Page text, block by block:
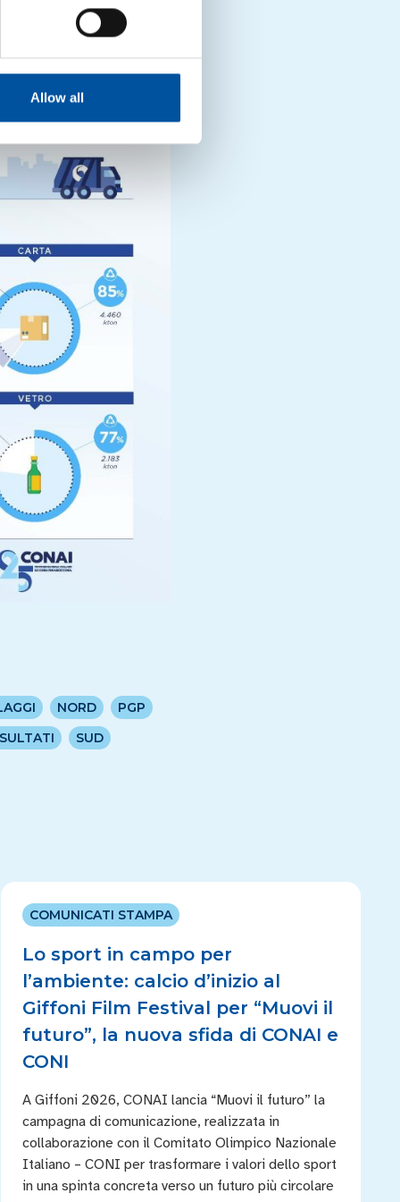
Allow all
alluminio dovuto alle
i metalli al libero
NORD
PGP
SUD
COMUNICATI STAMPA
Lo sport in campo per
l’ambiente: calcio d’inizio al
Giffoni Film Festival per “Muovi il
futuro”, la nuova sfida di CONAI e
CONI
A Giffoni 2026, CONAI lancia “Muovi il futuro” la
campagna di comunicazione, realizzata in
collaborazione con il Comitato Olimpico Nazionale
Italiano – CONI per trasformare i valori dello sport
in una spinta concreta verso un futuro più circolare